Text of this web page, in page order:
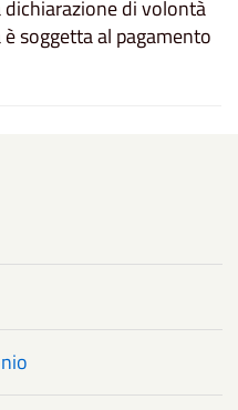
di volontà
soggetta al pagamento